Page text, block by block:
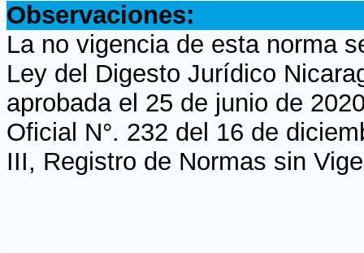
Observaciones:
La no vigencia de esta norma
Ley del Digesto Jurídico
aprobada el 25 de junio de
Oficial N°. 232 del 16 de
III, Registro de Normas sin